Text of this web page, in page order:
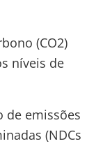
(CO2)
níveis de
de emissões
(NDCs